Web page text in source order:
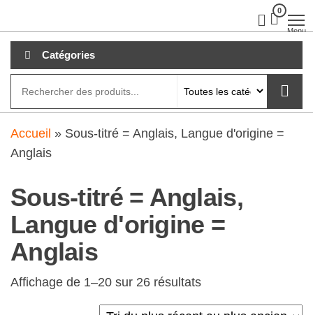
au
contenu
0
Menu
Catégories
Accueil » Sous-titré = Anglais, Langue d'origine =
Anglais
Sous-titré = Anglais,
Langue d'origine =
Anglais
Affichage de 1–20 sur 26 résultats